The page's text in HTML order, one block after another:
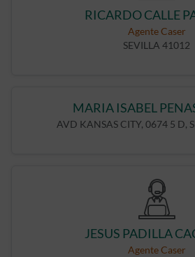
RICARDO CALLE
Agente Caser
SEVILLA 41012
MARIA ISABEL
AVD KANSAS CITY, 0674 5 D,
JESUS PADILLA
Agente Caser